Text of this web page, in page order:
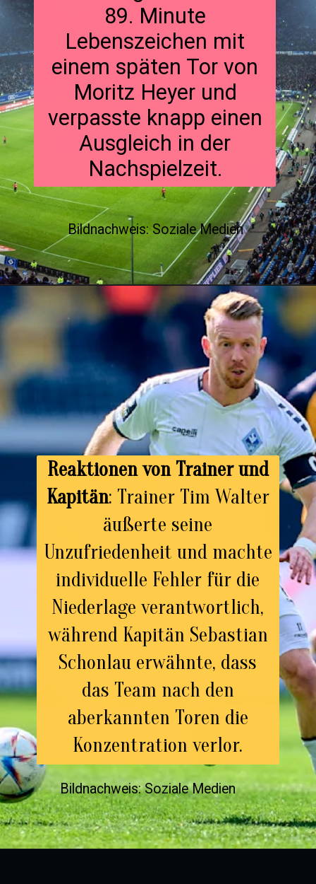
89. Minute
Lebenszeichen mit
einem späten Tor von
Moritz Heyer und
verpasste knapp einen
Ausgleich in der
Nachspielzeit.
Bildnachweis: Soziale Medien
Reaktionen von Trainer und
Kapitän: Trainer Tim Walter
äußerte seine
Unzufriedenheit und machte
individuelle Fehler für die
Niederlage verantwortlich,
während Kapitän Sebastian
Schonlau erwähnte, dass
das Team nach den
aberkannten Toren die
Konzentration verlor.
Bildnachweis: Soziale Medien